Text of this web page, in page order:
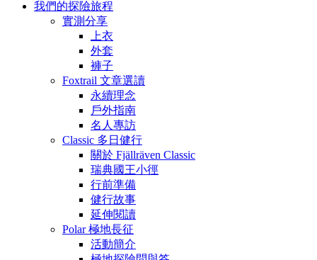
我們的探險旅程
實測分享
上衣
外套
褲子
Foxtrail 文章選讀
永續理念
戶外指南
名人專訪
Classic 多日健行
關於 Fjällräven Classic
瑞典國王小徑
行前準備
健行故事
延伸閱讀
Polar 極地長征
活動簡介